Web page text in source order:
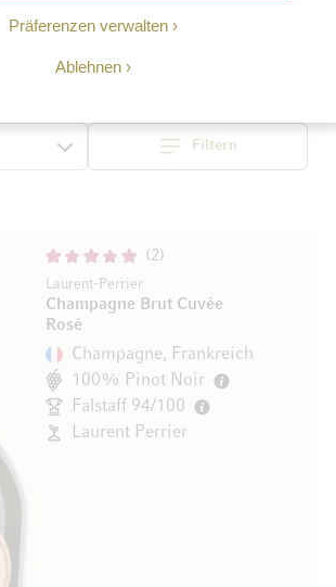
Präferenzen verwalten
Ablehnen
Noir besteht und üblicherweise aus drei
Filtern
2
Laurent-Perrier
Champagne Brut Cuvée
Rosé
Champagne, Frankreich
100% Pinot Noir
Falstaff 94/100
Laurent Perrier